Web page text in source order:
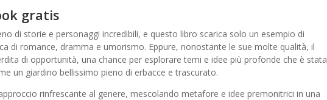
gratis
di storie e personaggi incredibili, e questo libro scarica solo un esempio di
di romance, dramma e umorismo. Eppure, nonostante le sue molte qualità, il
di opportunità, una chance per esplorare temi e idee più profonde che è stata
un giardino bellissimo pieno di erbacce e trascurato.
rinfrescante al genere, mescolando metafore e idee premonitrici in una